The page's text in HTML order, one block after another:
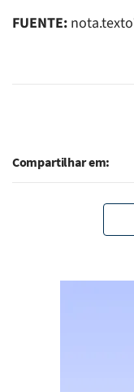
FUENTE:
Compartilhar em: